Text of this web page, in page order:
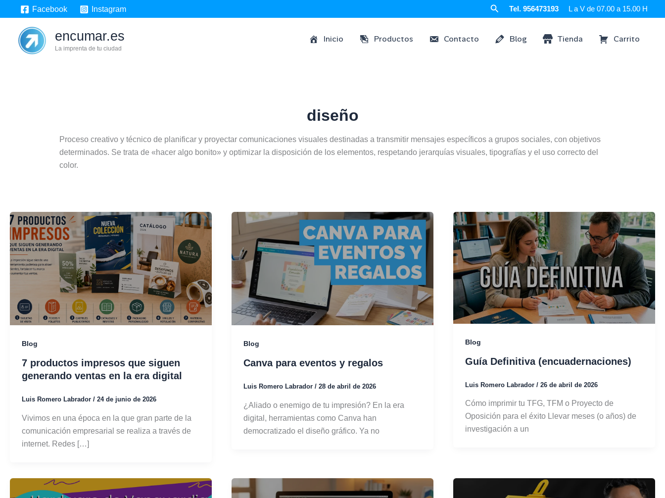
al
contenido
Facebook Instagram BuscarTel. 956473193 L a V de 07.00 a 15.00 H
encumar.es
La imprenta de tu ciudad
Inicio Productos Contacto Blog Tienda Carrito
diseño
Proceso creativo y técnico de planificar y proyectar comunicaciones visuales destinadas a transmitir mensajes específicos a grupos sociales, con objetivos
determinados. Se trata de «hacer algo bonito» y optimizar la disposición de los elementos, respetando jerarquías visuales, tipografías y el uso correcto del
color.
Blog
7 productos impresos que siguen
generando ventas en la era digital
Luis Romero Labrador / 24 de junio de 2026
Vivimos en una época en la que gran parte de la
comunicación empresarial se realiza a través de
internet. Redes […]
Blog
Canva para eventos y regalos
Luis Romero Labrador / 28 de abril de 2026
¿Aliado o enemigo de tu impresión? En la era
digital, herramientas como Canva han
democratizado el diseño gráfico. Ya no
Blog
Guía Definitiva (encuadernaciones)
Luis Romero Labrador / 26 de abril de 2026
Cómo imprimir tu TFG, TFM o Proyecto de
Oposición para el éxito Llevar meses (o años) de
investigación a un